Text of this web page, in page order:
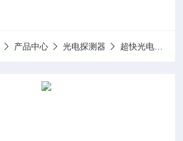
产品中心 光电探测器 超快光电探测器/EOT